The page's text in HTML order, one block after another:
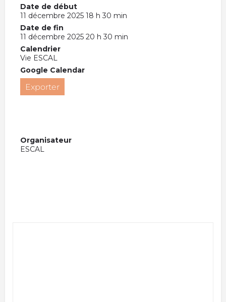
Date de début
11 décembre 2025 18 h 30 min
Date de fin
11 décembre 2025 20 h 30 min
Calendrier
Vie ESCAL
Google Calendar
Exporter
Organisateur
ESCAL